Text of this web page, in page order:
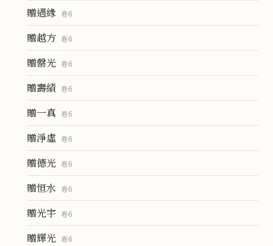
贈遇緣 卷6
贈越方 卷6
贈罄光 卷6
贈壽績 卷6
贈一真 卷6
贈淨虛 卷6
贈德光 卷6
贈恒水 卷6
贈光宇 卷6
贈輝光 卷6